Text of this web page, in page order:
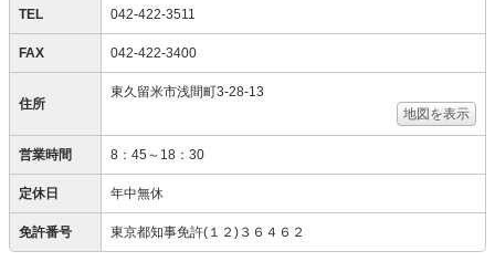
TEL 042-422-3511
FAX 042-422-3400
住所
東久留米市浅間町3-28-13
地図を表示
営業時間 8：45～18：30
定休日 年中無休
免許番号 東京都知事免許(１２)３６４６２